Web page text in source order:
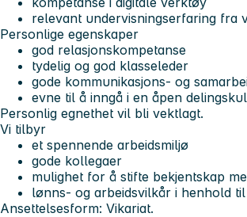
relevant undervisningserfaring fra
Personlige egenskaper
god relasjonskompetanse
tydelig og god klasseleder
gode kommunikasjons- og
evne til å inngå i en åpen
Personlig egnethet vil bli vektlagt.
Vi tilbyr
et spennende arbeidsmiljø
gode kollegaer
mulighet for å stifte bekjentskap
lønns- og arbeidsvilkår i henhold
Ansettelsesform: Vikariat.